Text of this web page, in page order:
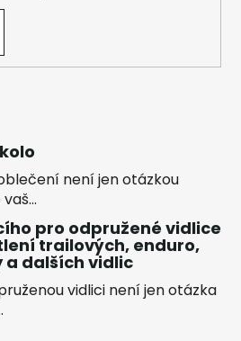
není jen otázkou
pro odpružené vidlice
trailových, enduro,
a dalších vidlic
vidlici není jen otázka